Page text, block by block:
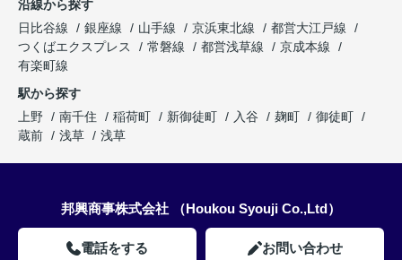
沿線から探す
日比谷線
銀座線 山手線 京浜東北線
都営大江戸線
つくばエクスプレス
常磐線 都営浅草線
京成本線
有楽町線
駅から探す
上野
南千住 稲荷町 新御徒町 入谷 麹町
御徒町
蔵前
浅草 浅草
邦興商事株式会社 （Houkou Syouji Co.,Ltd）
電話をする お問い合わせ